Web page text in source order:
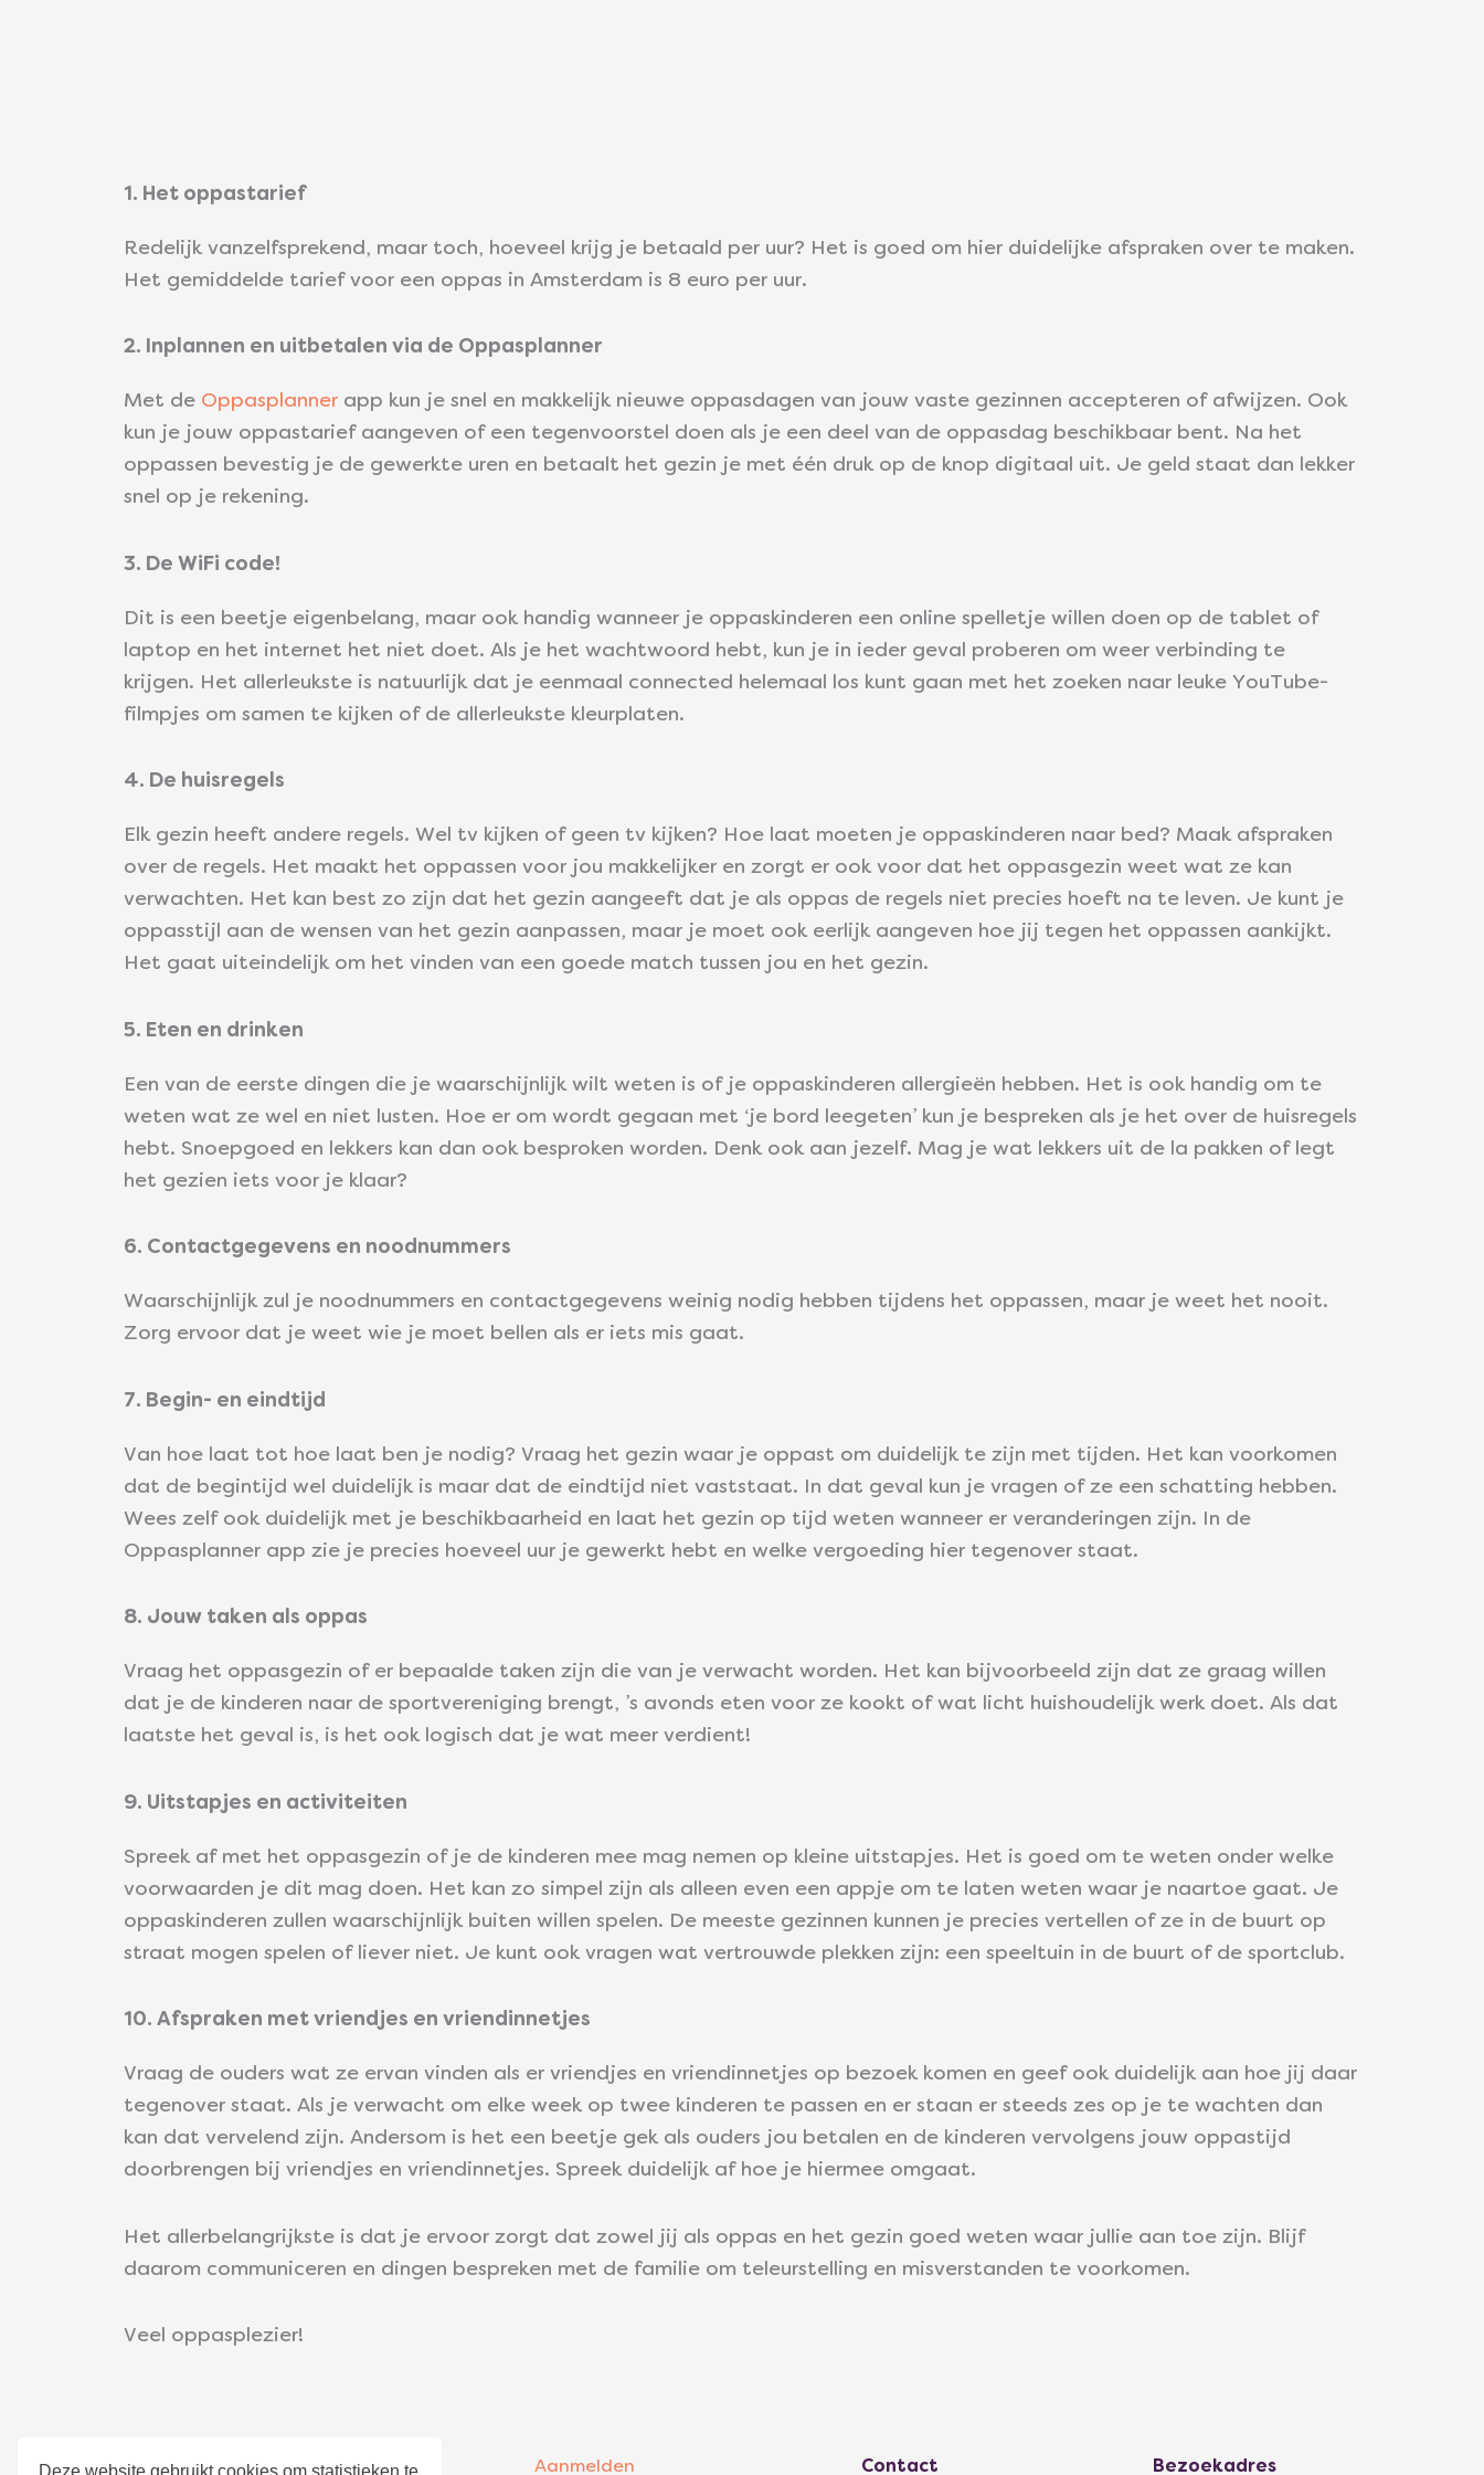
1. Het oppastarief
Redelijk vanzelfsprekend, maar toch, hoeveel krijg je betaald per uur? Het is goed om hier duidelijke afspraken over te maken.
Het gemiddelde tarief voor een oppas in Amsterdam is 8 euro per uur.
2. Inplannen en uitbetalen via de Oppasplanner
Met de Oppasplanner app kun je snel en makkelijk nieuwe oppasdagen van jouw vaste gezinnen accepteren of afwijzen. Ook
kun je jouw oppastarief aangeven of een tegenvoorstel doen als je een deel van de oppasdag beschikbaar bent. Na het
oppassen bevestig je de gewerkte uren en betaalt het gezin je met één druk op de knop digitaal uit. Je geld staat dan lekker
snel op je rekening.
3. De WiFi code!
Dit is een beetje eigenbelang, maar ook handig wanneer je oppaskinderen een online spelletje willen doen op de tablet of
laptop en het internet het niet doet. Als je het wachtwoord hebt, kun je in ieder geval proberen om weer verbinding te
krijgen. Het allerleukste is natuurlijk dat je eenmaal connected helemaal los kunt gaan met het zoeken naar leuke YouTube-
filmpjes om samen te kijken of de allerleukste kleurplaten.
4. De huisregels
Elk gezin heeft andere regels. Wel tv kijken of geen tv kijken? Hoe laat moeten je oppaskinderen naar bed? Maak afspraken
over de regels. Het maakt het oppassen voor jou makkelijker en zorgt er ook voor dat het oppasgezin weet wat ze kan
verwachten. Het kan best zo zijn dat het gezin aangeeft dat je als oppas de regels niet precies hoeft na te leven. Je kunt je
oppasstijl aan de wensen van het gezin aanpassen, maar je moet ook eerlijk aangeven hoe jij tegen het oppassen aankijkt.
Het gaat uiteindelijk om het vinden van een goede match tussen jou en het gezin.
5. Eten en drinken
Een van de eerste dingen die je waarschijnlijk wilt weten is of je oppaskinderen allergieën hebben. Het is ook handig om te
weten wat ze wel en niet lusten. Hoe er om wordt gegaan met ‘je bord leegeten’ kun je bespreken als je het over de huisregels
hebt. Snoepgoed en lekkers kan dan ook besproken worden. Denk ook aan jezelf. Mag je wat lekkers uit de la pakken of legt
het gezien iets voor je klaar?
6. Contactgegevens en noodnummers
Waarschijnlijk zul je noodnummers en contactgegevens weinig nodig hebben tijdens het oppassen, maar je weet het nooit.
Zorg ervoor dat je weet wie je moet bellen als er iets mis gaat.
7. Begin- en eindtijd
Van hoe laat tot hoe laat ben je nodig? Vraag het gezin waar je oppast om duidelijk te zijn met tijden. Het kan voorkomen
dat de begintijd wel duidelijk is maar dat de eindtijd niet vaststaat. In dat geval kun je vragen of ze een schatting hebben.
Wees zelf ook duidelijk met je beschikbaarheid en laat het gezin op tijd weten wanneer er veranderingen zijn. In de
Oppasplanner app zie je precies hoeveel uur je gewerkt hebt en welke vergoeding hier tegenover staat.
8. Jouw taken als oppas
Vraag het oppasgezin of er bepaalde taken zijn die van je verwacht worden. Het kan bijvoorbeeld zijn dat ze graag willen
dat je de kinderen naar de sportvereniging brengt, ’s avonds eten voor ze kookt of wat licht huishoudelijk werk doet. Als dat
laatste het geval is, is het ook logisch dat je wat meer verdient!
9. Uitstapjes en activiteiten
Spreek af met het oppasgezin of je de kinderen mee mag nemen op kleine uitstapjes. Het is goed om te weten onder welke
voorwaarden je dit mag doen. Het kan zo simpel zijn als alleen even een appje om te laten weten waar je naartoe gaat. Je
oppaskinderen zullen waarschijnlijk buiten willen spelen. De meeste gezinnen kunnen je precies vertellen of ze in de buurt op
straat mogen spelen of liever niet. Je kunt ook vragen wat vertrouwde plekken zijn: een speeltuin in de buurt of de sportclub.
10. Afspraken met vriendjes en vriendinnetjes
Vraag de ouders wat ze ervan vinden als er vriendjes en vriendinnetjes op bezoek komen en geef ook duidelijk aan hoe jij daar
tegenover staat. Als je verwacht om elke week op twee kinderen te passen en er staan er steeds zes op je te wachten dan
kan dat vervelend zijn. Andersom is het een beetje gek als ouders jou betalen en de kinderen vervolgens jouw oppastijd
doorbrengen bij vriendjes en vriendinnetjes. Spreek duidelijk af hoe je hiermee omgaat.
Het allerbelangrijkste is dat je ervoor zorgt dat zowel jij als oppas en het gezin goed weten waar jullie aan toe zijn. Blijf
daarom communiceren en dingen bespreken met de familie om teleurstelling en misverstanden te voorkomen.
Veel oppasplezier!
Over Careibu Aanmelden Contact Bezoekadres